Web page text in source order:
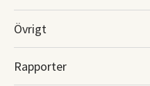
Övrigt
Rapporter